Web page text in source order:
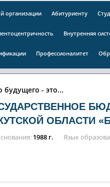
организации Абитуриенту
Внутренняя
Профессионалитет
будущего - это...
ОБЛАСТИ
1988 г. Язык